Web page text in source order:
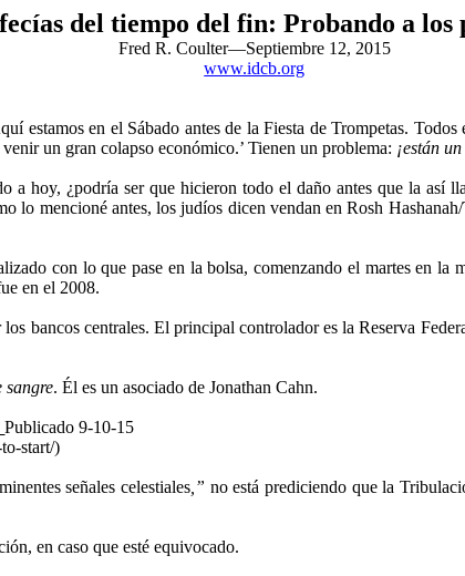
del tiempo del fin: Probando a los
Fred R. Coulter—Septiembre 12, 2015
www.idcb.org
estamos en el Sábado antes de la Fiesta de Trompetas.
un gran colapso económico.’ Tienen un problema: ¡están
hoy, ¿podría ser que hicieron todo el daño antes que la así
lo mencioné antes, los judíos dicen vendan en Rosh
con lo que pase en la bolsa, comenzando el martes en la
en el 2008.
bancos centrales. El principal controlador es la Reserva
sangre. Él es un asociado de Jonathan Cahn.
Publicado 9-10-15
start/)
señales celestiales ,” no está prediciendo que la
en caso que esté equivocado.